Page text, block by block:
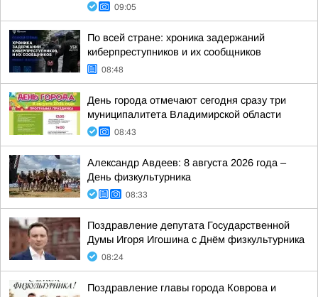
09:05
По всей стране: хроника задержаний
киберпреступников и их сообщников
08:48
День города отмечают сегодня сразу три
муниципалитета Владимирской области
08:43
Александр Авдеев: 8 августа 2026 года –
День физкультурника
08:33
Поздравление депутата Государственной
Думы Игоря Игошина с Днём физкультурника
08:24
Поздравление главы города Коврова и